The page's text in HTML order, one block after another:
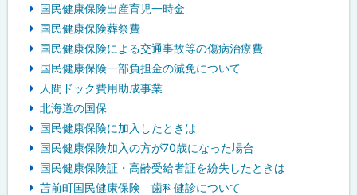
国民健康保険出産育児一時金
国民健康保険葬祭費
国民健康保険による交通事故等の傷病治療費
国民健康保険一部負担金の減免について
人間ドック費用助成事業
北海道の国保
国民健康保険に加入したときは
国民健康保険加入の方が70歳になった場合
国民健康保険証・高齢受給者証を紛失したときは
苫前町国民健康保険 歯科健診について